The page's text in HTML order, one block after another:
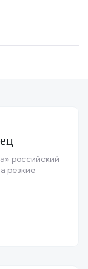
российский
резкие